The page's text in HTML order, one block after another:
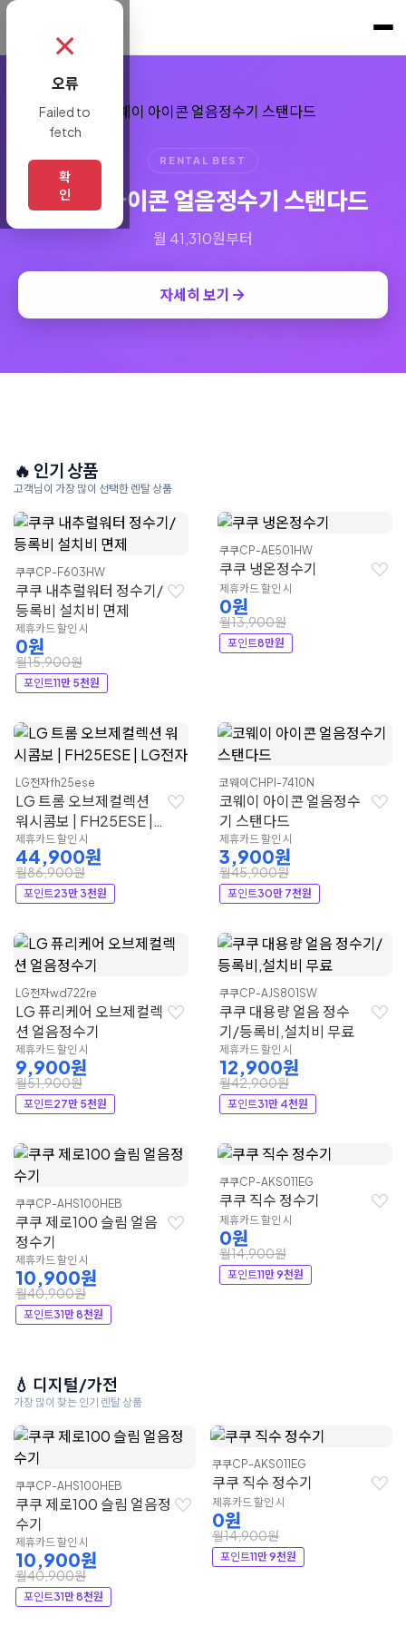
RENTAL BEST
코웨이 아이콘 얼음정수기 스탠다드
월 41,310원부터
자세히 보기
🔥 인기 상품
고객님이 가장 많이 선택한 렌탈 상품
쿠쿠CP-F603HW
쿠쿠 내추럴워터 정수기/
등록비 설치비 면제
제휴카드 할인 시
0원
월15,900원
포인트11만 5천원
쿠쿠CP-AE501HW
쿠쿠 냉온정수기
제휴카드 할인 시
0원
월13,900원
포인트8만원
LG전자fh25ese
LG 트롬 오브제컬렉션
워시콤보 | FH25ESE |
LG전자
제휴카드 할인 시
44,900원
월86,900원
포인트23만 3천원
코웨이 CHPI-7410N
코웨이 아이콘 얼음정수
기 스탠다드
제휴카드 할인 시
3,900원
월45,900원
포인트30만 7천원
LG전자wd722re
LG 퓨리케어 오브제컬렉
션 얼음정수기
제휴카드 할인 시
9,900원
월51,900원
포인트27만 5천원
쿠쿠CP-AJS801SW
쿠쿠 대용량 얼음 정수
기/등록비,설치비 무료
제휴카드 할인 시
12,900원
월42,900원
포인트31만 4천원
쿠쿠CP-AHS100HEB
쿠쿠 제로100 슬림 얼음
정수기
제휴카드 할인 시
10,900원
월40,900원
포인트31만 8천원
쿠쿠CP-AKS011EG
쿠쿠 직수 정수기
제휴카드 할인 시
0원
월14,900원
포인트11만 9천원
💧 디지털/가전
가장 많이 찾는 인기 렌탈 상품
쿠쿠CP-AHS100HEB
쿠쿠 제로100 슬림 얼음정
수기
제휴카드 할인 시
10,900원
월40,900원
포인트31만 8천원
쿠쿠CP-AKS011EG
쿠쿠 직수 정수기
제휴카드 할인 시
0원
월14,900원
포인트11만 9천원
✗
오류
Failed to
fetch
확
인